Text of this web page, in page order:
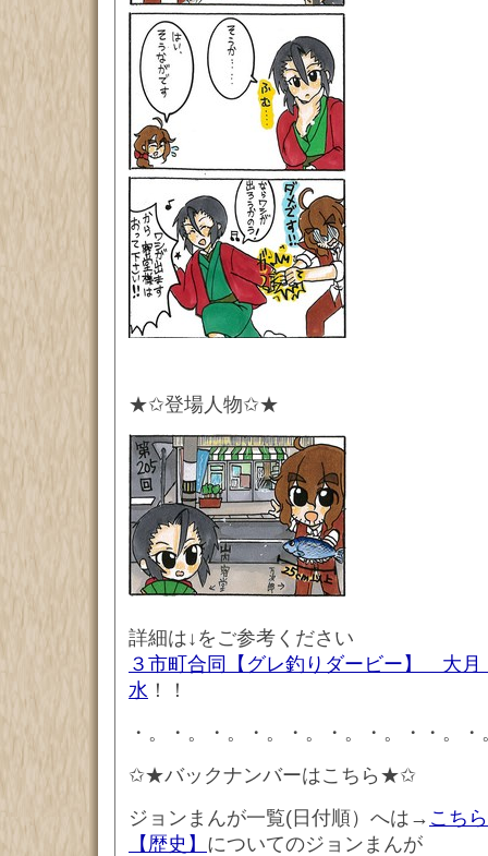
★✩登場人物✩★
詳細は↓をご参考ください
３市町合同【グレ釣りダービー】 大月
水 ！！
・。・。・。・。・。・。・。・・。
✩★バックナンバーはこちら★✩
ジョンまんが一覧(日付順）へは→ こちら
【歴史】 についてのジョンまんが